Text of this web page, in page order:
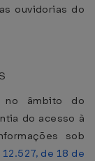
ouvidorias do
no âmbito do
do acesso à
sob
12.527, de 18 de